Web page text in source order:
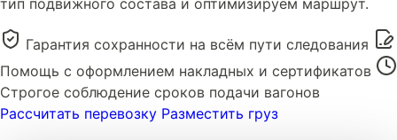
Гарантия сохранности на всём пути следования
Помощь с оформлением накладных и сертификатов
Строгое соблюдение сроков подачи вагонов
Рассчитать перевозку Разместить груз